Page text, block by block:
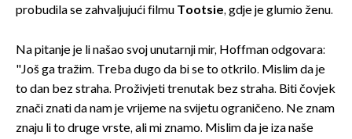
probudila se zahvaljujući filmu Tootsie, gdje je glumio ženu.
Na pitanje je li našao svoj unutarnji mir, Hoffman odgovara:
"Još ga tražim. Treba dugo da bi se to otkrilo. Mislim da je
to dan bez straha. Proživjeti trenutak bez straha. Biti čovjek
znači znati da nam je vrijeme na svijetu ograničeno. Ne znam
znaju li to druge vrste, ali mi znamo. Mislim da je iza naše